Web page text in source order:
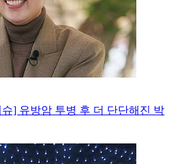
] 유방암 투병 후 더 단단해진 박